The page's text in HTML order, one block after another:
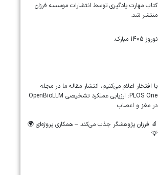
کتاب مهارت یادگیری توسط انتشارات موسسه فرزان
منتشر شد.
نوروز 1405 مبارک.
‏‏‏با افتخار اعلام می‌کنیم، انتشار مقاله ما در مجله
‎PLOS One‎: ارزیابی عملکرد تشخیصی ‎OpenBioLLM‎
در مغز و اعصاب
🔬 فرزان پژوهشگر جذب می‌کند – همکاری پروژه‌ای 🌍
💡